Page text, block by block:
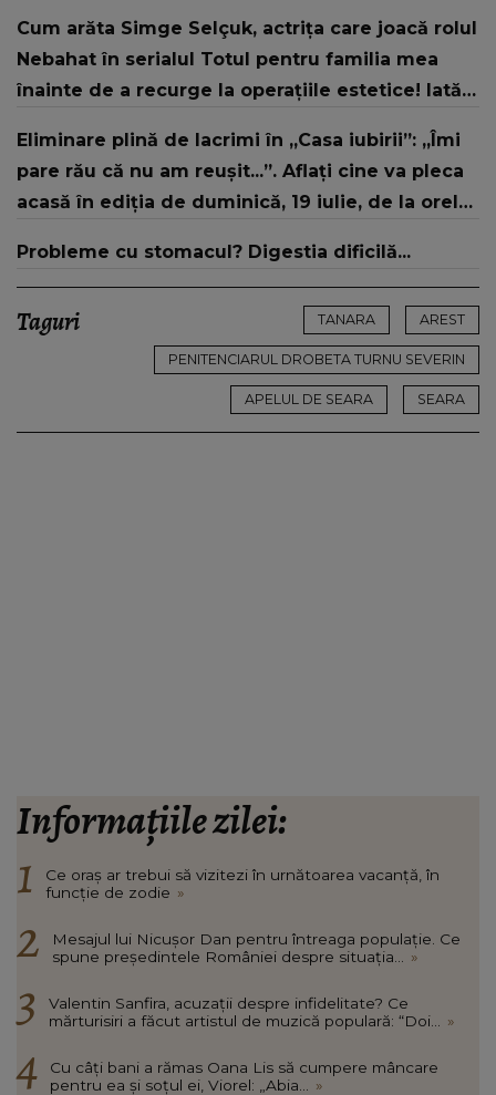
strategic de..."
Cum arăta Simge Selçuk, actrița care joacă rolul
Nebahat în serialul Totul pentru familia mea
înainte de a recurge la operațiile estetice! Iată
„Tinerețe rebelă”
Eliminare plină de lacrimi în „Casa iubirii”: „Îmi
pare rău că nu am reușit...”. Aflați cine va pleca
acasă în ediția de duminică, 19 iulie, de la orele
Probleme cu stomacul? Digestia dificilă...
Taguri TANARA AREST
PENITENCIARUL DROBETA TURNU SEVERIN
APELUL DE SEARA SEARA
Informațiile zilei:
Ce oraș ar trebui să vizitezi în urnătoarea vacanță, în
funcție de zodie »
Mesajul lui Nicușor Dan pentru întreaga populație. Ce
spune președintele României despre situația...
»
Valentin Sanfira, acuzații despre infidelitate? Ce
mărturisiri a făcut artistul de muzică populară: “Doi...
»
Cu câți bani a rămas Oana Lis să cumpere mâncare
pentru ea și soțul ei, Viorel: „Abia...
»